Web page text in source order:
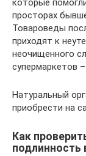
которые
просторах
Товароведы
приходят к
неочищенного
супермаркетов
Натуральный
приобрести на
Как
подлинность